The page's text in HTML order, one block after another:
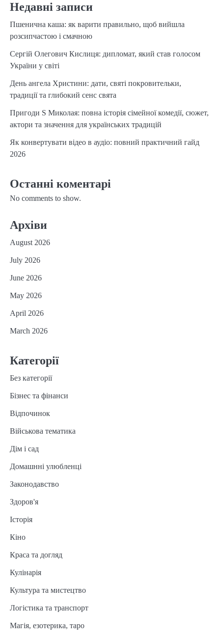
Недавні записи
Пшенична каша: як варити правильно, щоб вийшла
розсипчастою і смачною
Сергій Олегович Кислиця: дипломат, який став голосом
України у світі
День ангела Христини: дати, святі покровительки,
традиції та глибокий сенс свята
Пригоди S Миколая: повна історія сімейної комедії, сюжет,
актори та значення для українських традицій
Як конвертувати відео в аудіо: повний практичний гайд
2026
Останні коментарі
No comments to show.
Архіви
August 2026
July 2026
June 2026
May 2026
April 2026
March 2026
Категорії
Без категорії
Бізнес та фінанси
Відпочинок
Військова тематика
Дім і сад
Домашнні улюбленці
Законодавство
Здоров'я
Історія
Кіно
Краса та догляд
Кулінарія
Культура та мистецтво
Логістика та транспорт
Магія, езотерика, таро